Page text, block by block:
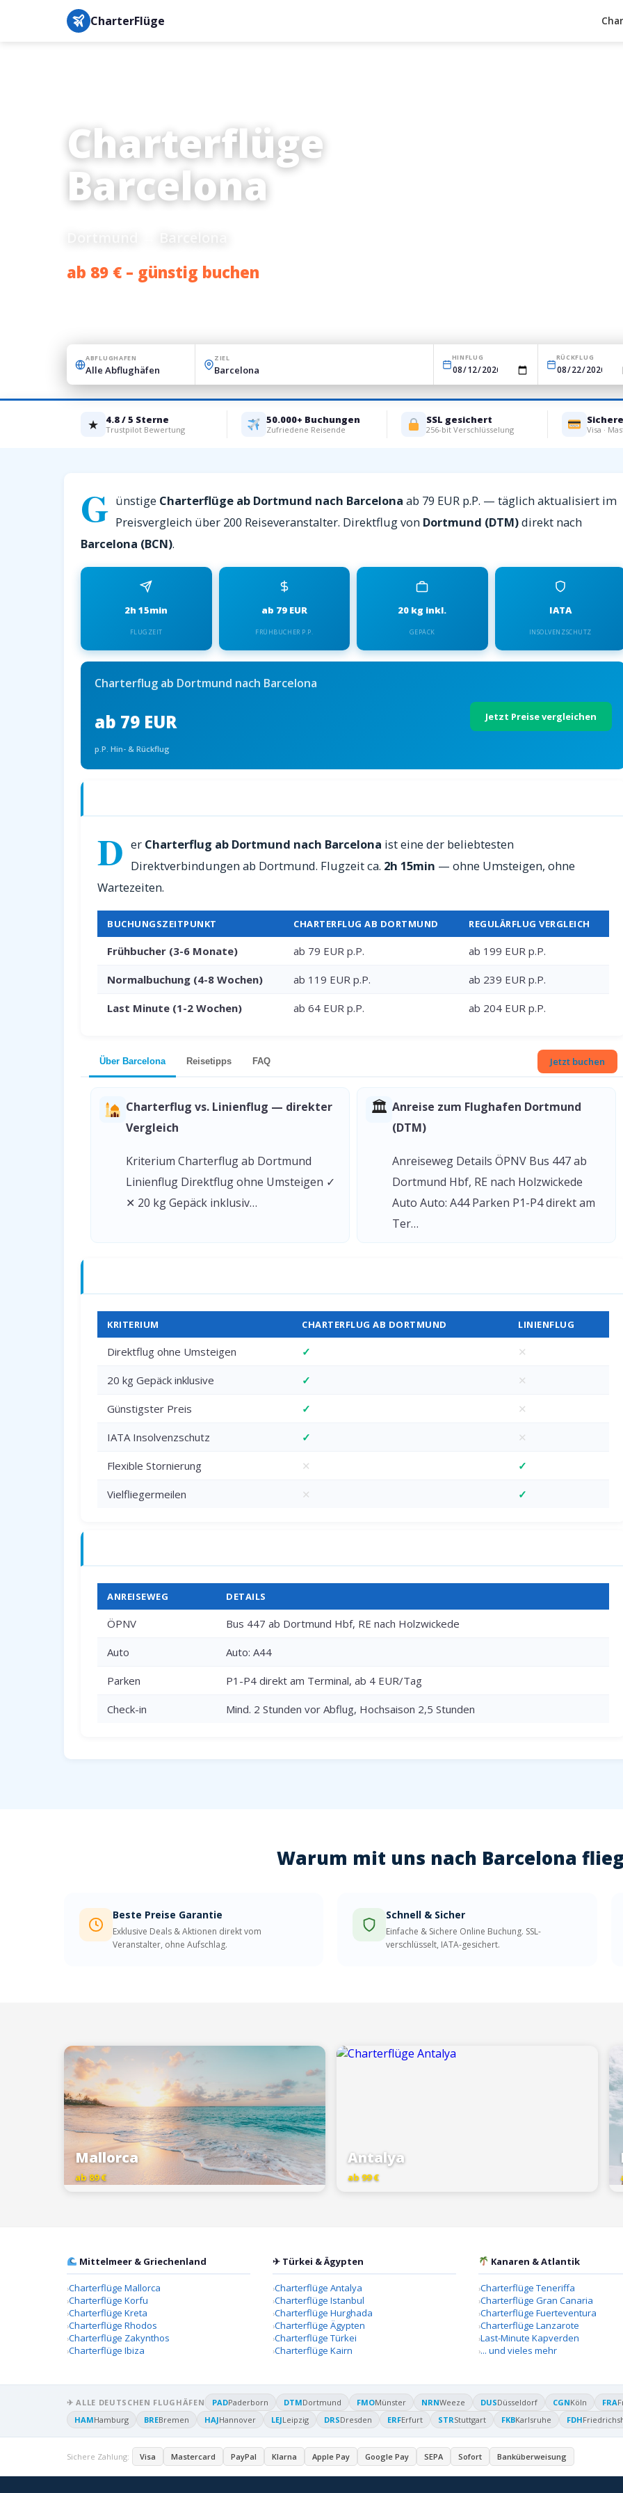
CharterFlüge
Charterflüge
Barcelona
ab 89 € – günstig buchen
ABFLUGHAFEN ZIEL HINFLUG RÜCKFLUG
★ 4.8 / 5 Sterne
Trustpilot Bewertung
50.000+ Buchungen
Zufriedene Reisende
SSL gesichert
256-bit Verschlüsselung Visa ·
G ünstige Charterflüge ab Dortmund nach Barcelona ab 79 EUR p.P. — täglich aktualisiert im
Preisvergleich über 200 Reiseveranstalter. Direktflug von Dortmund (DTM)direkt nach
Barcelona (BCN).
2h 15min
FLUGZEIT
ab 79 EUR
FRÜHBUCHER P.P.
20 kg inkl.
GEPÄCK
IATA
INSOLVENZSCHUTZ
Charterflug ab Dortmund nach Barcelona
ab 79 EUR
p.P. Hin- & Rückflug
Jetzt Preise vergleichen
D er Charterflug ab Dortmund nach Barcelona ist eine der beliebtesten
Direktverbindungen ab Dortmund. Flugzeit ca. 2h 15min — ohne Umsteigen, ohne
Wartezeiten.
BUCHUNGSZEITPUNKT CHARTERFLUG AB DORTMUND REGULÄRFLUG VERGLEICH
Frühbucher (3-6 Monate) ab 79 EUR p.P. ab 199 EUR p.P.
Normalbuchung (4-8 Wochen) ab 119 EUR p.P. ab 239 EUR p.P.
Last Minute (1-2 Wochen) ab 64 EUR p.P. ab 204 EUR p.P.
Über Barcelona Reisetipps FAQ Jetzt buchen
Charterflug vs. Linienflug — direkter
Vergleich
Kriterium Charterflug ab Dortmund
Linienflug Direktflug ohne Umsteigen ✓
✕ 20 kg Gepäck inklusiv…
🏛 Anreise zum Flughafen Dortmund
(DTM)
Anreiseweg Details ÖPNV Bus 447 ab
Dortmund Hbf, RE nach Holzwickede
Auto Auto: A44 Parken P1-P4 direkt am
Ter…
KRITERIUM CHARTERFLUG AB DORTMUND LINIENFLUG
Direktflug ohne Umsteigen ✓ ✕
20 kg Gepäck inklusive ✓ ✕
Günstigster Preis ✓ ✕
IATA Insolvenzschutz ✓ ✕
Flexible Stornierung ✕ ✓
Vielfliegermeilen ✕ ✓
ANREISEWEG DETAILS
ÖPNV Bus 447 ab Dortmund Hbf, RE nach Holzwickede
Auto Auto: A44
Parken P1-P4 direkt am Terminal, ab 4 EUR/Tag
Check-in Mind. 2 Stunden vor Abflug, Hochsaison 2,5 Stunden
Warum mit uns nach Barcelona
Beste Preise Garantie
Exklusive Deals & Aktionen direkt vom
Veranstalter, ohne Aufschlag.
Schnell & Sicher
Einfache & Sichere Online Buchung. SSL-
verschlüsselt, IATA-gesichert.
Mallorca
ab 89 €
Antalya
ab 99 €
Mittelmeer & Griechenland
Charterflüge Mallorca
Charterflüge Korfu
Charterflüge Kreta
Charterflüge Rhodos
Charterflüge Zakynthos
Charterflüge Ibiza
✈ Türkei & Ägypten
Charterflüge Antalya
Charterflüge Istanbul
Charterflüge Hurghada
Charterflüge Ägypten
Charterflüge Türkei
Charterflüge Kairn
Kanaren & Atlantik
Charterflüge Teneriffa
Charterflüge Gran Canaria
Charterflüge Fuerteventura
Charterflüge Lanzarote
Last-Minute Kapverden
... und vieles mehr
✈ ALLE DEUTSCHEN FLUGHÄFEN PADPaderborn DTMDortmund FMOMünster NRNWeeze DUSDüsseldorf CGNKöln FRA
HAMHamburg BREBremen HAJHannover LEJLeipzig DRSDresden ERFErfurt STRStuttgart FKBKarlsruhe FDH
Sichere Zahlung: Visa Mastercard PayPal Klarna Apple Pay Google Pay SEPA Sofort Banküberweisung